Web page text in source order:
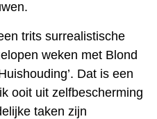
trits surrealistische
weken met Blond
Dat is een
ooit uit zelfbescherming
taken zijn